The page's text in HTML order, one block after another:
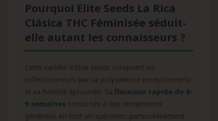
Pourquoi Elite Seeds La Rica
Clásica THC Féminisée séduit-
elle autant les connaisseurs ?
Cette variété d'Elite Seeds conquiert les
collectionneurs par sa polyvalence exceptionnelle
et sa fiabilité éprouvée. Sa floraison rapide de 8-
9 semaines combinée à des rendements
généreux en font un spécimen particulièrement